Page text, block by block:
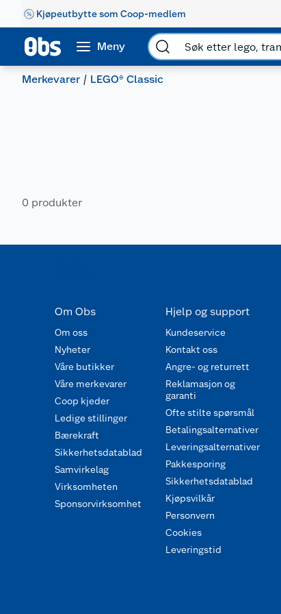
Kjøpeutbytte som Coop-medlem
Meny
Merkevarer LEGO® Classic
0 produkter
Om Obs
Om oss
Nyheter
Våre butikker
Våre merkevarer
Coop kjeder
Ledige stillinger
Bærekraft
Sikkerhetsdatablad
Samvirkelag
Virksomheten
Sponsorvirksomhet
Hjelp og support
Kundeservice
Kontakt oss
Angre- og returrett
Reklamasjon og
garanti
Ofte stilte spørsmål
Betalingsalternativer
Leveringsalternativer
Pakkesporing
Sikkerhetsdatablad
Kjøpsvilkår
Personvern
Cookies
Leveringstid